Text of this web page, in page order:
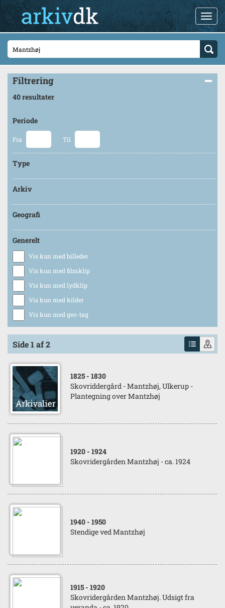
Filtrering
40 resultater
Periode
Fra Til
Type
Arkiv
Geografi
Generelt
Vis kun med billeder
Vis kun med filmklip
Vis kun med lydklip
Vis kun med kilder
Vis kun med geo-tag
Side 1 af 2
1825 - 1830
Skovriddergård - Mantzhøj, Ulkerup -
Plantegning over Mantzhøj
1920 - 1924
Skovridergården Mantzhøj - ca. 1924
1940 - 1950
Stendige ved Mantzhøj
1915 - 1920
Skovridergården Mantzhøj. Udsigt fra